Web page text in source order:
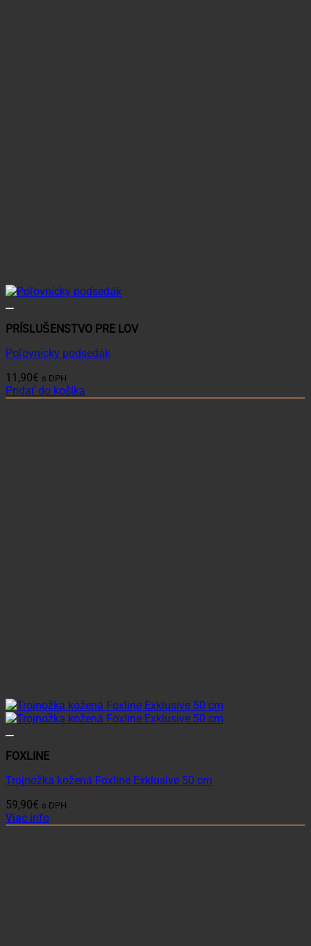
PRÍSLUŠENSTVO PRE LOV
Poľovnícky podsedák
11,90€ s DPH
Pridať do košíka
FOXLINE
Trojnožka kožená Foxline Exklusive 50 cm
59,90€ s DPH
Viac info